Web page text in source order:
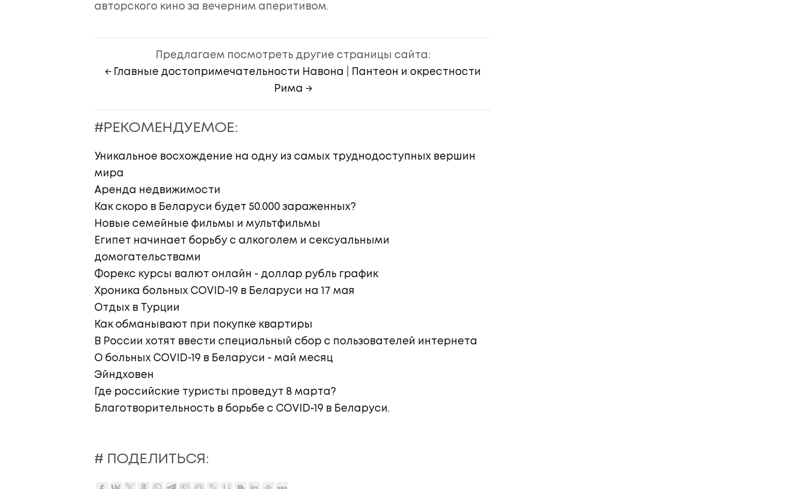
авторского кино за вечерним аперитивом.
Предлагаем посмотреть другие страницы сайта:
← Главные достопримечательности Навона
Пантеон и окрестности
Рима →
#РЕКОМЕНДУЕМОЕ:
Уникальное восхождение на одну из самых труднодоступных вершин
мира
Аренда недвижимости
Как скоро в Беларуси будет 50.000 зараженных?
Новые семейные фильмы и мультфильмы
Египет начинает борьбу с алкоголем и сексуальными
домогательствами
Форекс курсы валют онлайн - доллар рубль график
Хроника больных COVID-19 в Беларуси на 17 мая
Отдых в Турции
Как обманывают при покупке квартиры
В России хотят ввести специальный сбор с пользователей интернета
О больных COVID-19 в Беларуси - май месяц
Эйндховен
Где российские туристы проведут 8 марта?
Благотворительность в борьбе с COVID-19 в Беларуси.
# ПОДЕЛИТЬСЯ: